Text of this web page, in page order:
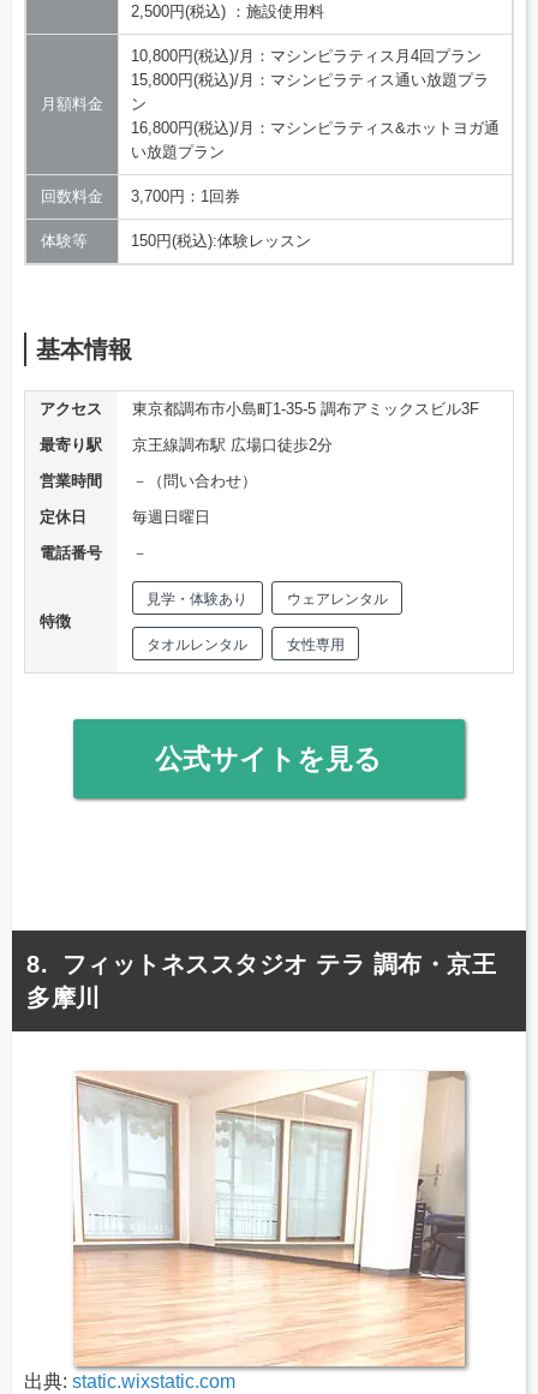
2,500円(税込) ：施設使用料
月額料金
10,800円(税込)/月：マシンピラティス月4回プラン
15,800円(税込)/月：マシンピラティス通い放題プラ
ン
16,800円(税込)/月：マシンピラティス&ホットヨガ通
い放題プラン
回数料金 3,700円：1回券
体験等 150円(税込):体験レッスン
基本情報
アクセス
東京都調布市小島町1-35-5 調布アミックスビル3F
最寄り駅
京王線調布駅 広場口徒歩2分
営業時間
－（問い合わせ）
定休日
毎週日曜日
電話番号
－
特徴
見学・体験あり ウェアレンタル
タオルレンタル 女性専用
公式サイトを見る
フィットネススタジオ テラ 調布・京王
多摩川
出典: static.wixstatic.com